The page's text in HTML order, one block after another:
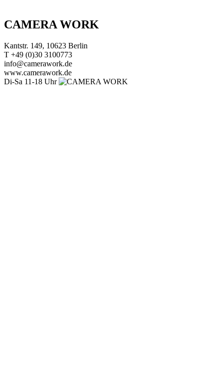
CAMERA WORK
Kantstr. 149, 10623 Berlin
T +49 (0)30 3100773
info@camerawork.de
www.camerawork.de
Di-Sa 11-18 Uhr